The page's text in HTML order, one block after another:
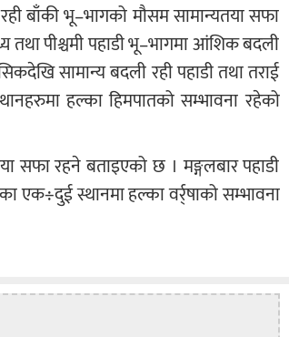
बाँकी भू–भागको मौसम सामान्यतया सफा
तथा पीश्चमी पहाडी भू–भागमा आंशिक बदली
सामान्य बदली रही पहाडी तथा तराई
हल्का हिमपातको सम्भावना रहेको
सफा रहने बताइएको छ । मङ्गलबार पहाडी
एक÷दुई स्थानमा हल्का वर्र्षाको सम्भावना